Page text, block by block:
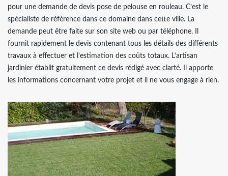
pour une demande de devis pose de pelouse en rouleau. C’est le
spécialiste de référence dans ce domaine dans cette ville. La
demande peut être faite sur son site web ou par téléphone. Il
fournit rapidement le devis contenant tous les détails des différents
travaux à effectuer et l’estimation des coûts totaux. L’artisan
jardinier établit gratuitement ce devis rédigé avec clarté. Il apporte
les informations concernant votre projet et il ne vous engage à rien.